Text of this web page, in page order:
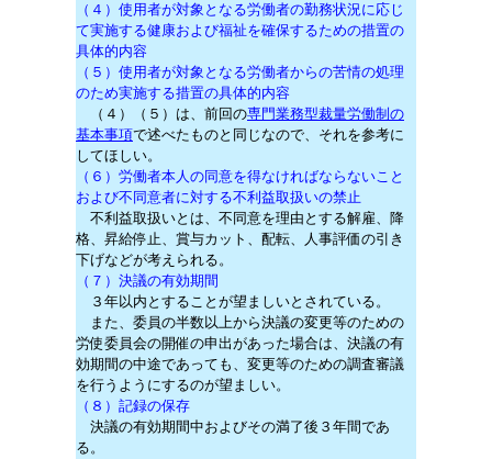
（４）使用者が対象となる労働者の勤務状況に応じ
て実施する健康および福祉を確保するための措置の
具体的内容
（５）使用者が対象となる労働者からの苦情の処理
のため実施する措置の具体的内容
（４）（５）は、前回の専門業務型裁量労働制の
基本事項で述べたものと同じなので、それを参考に
してほしい。
（６）労働者本人の同意を得なければならないこと
および不同意者に対する不利益取扱いの禁止
不利益取扱いとは、不同意を理由とする解雇、降
格、昇給停止、賞与カット、配転、人事評価の引き
下げなどが考えられる。
（７）決議の有効期間
３年以内とすることが望ましいとされている。
また、委員の半数以上から決議の変更等のための
労使委員会の開催の申出があった場合は、決議の有
効期間の中途であっても、変更等のための調査審議
を行うようにするのが望ましい。
（８）記録の保存
決議の有効期間中およびその満了後３年間であ
る。